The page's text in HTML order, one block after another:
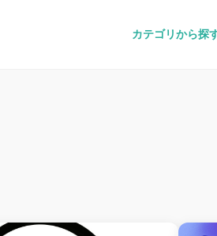
カテゴリから探